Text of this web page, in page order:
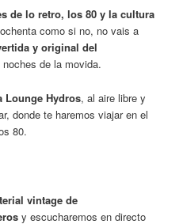
de lo retro, los 80 y la cultura
como si no, no vais a
y original del
de la movida.
Lounge Hydros, al aire libre y
donde te haremos viajar en el
80.
vintage de
y escucharemos en directo